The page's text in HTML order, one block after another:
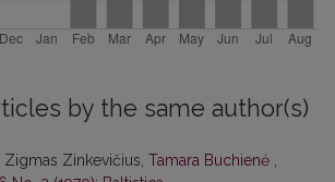
by the same author(s)
Zigmas Zinkevičius, Tamara Buchienė ,